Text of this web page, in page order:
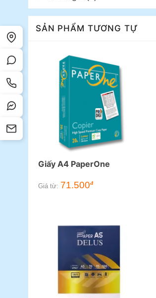
SẢN PHẨM TƯƠNG TỰ
Giấy A4 PaperOne
Giá từ: 71.500đ